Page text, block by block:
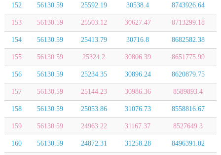
152 56130.59 25592.19 30538.4 8743926.64
153 56130.59 25503.12 30627.47 8713299.18
154 56130.59 25413.79 30716.8 8682582.38
155 56130.59 25324.2 30806.39 8651775.99
156 56130.59 25234.35 30896.24 8620879.75
157 56130.59 25144.23 30986.36 8589893.4
158 56130.59 25053.86 31076.73 8558816.67
159 56130.59 24963.22 31167.37 8527649.3
160 56130.59 24872.31 31258.28 8496391.02